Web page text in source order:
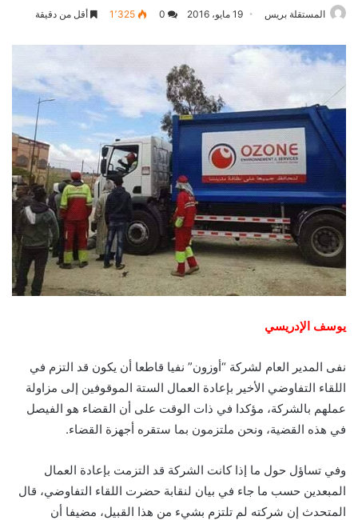
المستقلة بريس 19 مايو، 2016 0 1٬325 أقل من دقيقة
يوسف الإدريسي
نفى المدير العام لشركة “أوزون” نفيا قاطعا أن يكون قد التزم في
اللقاء التفاوضي الأخير بإعادة العمال الستة الموقوفين إلى مزاولة
عملهم بالشركة، مؤكدا في ذات الوقت على أن القضاء هو الفيصل
في هذه القضية، ونحن ملتزمون بما ستقره أجهزة القضاء.
وفي تساؤل حول ما إذا كانت الشركة قد التزمت بإعادة العمال
المبعدين حسب ما جاء في بيان لنقابة حضرت اللقاء التفاوضي، قال
المتحدث إن شركته لم تلتزم بشيء من هذا القبيل، مضيفا أن